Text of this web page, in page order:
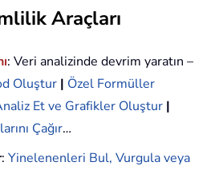
Araçları
: Veri analizinde devrim yaratın –
Oluştur | Özel Formüller
Et ve Grafikler Oluştur |
Çağır…
: Yinelenenleri Bul, Vurgula veya